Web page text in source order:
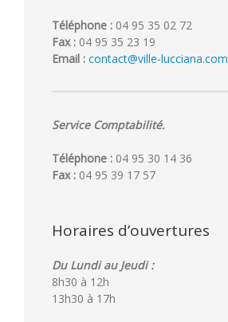
Téléphone : 04 95 35 02 72
Fax : 04 95 35 23 19
Email : contact@ville-lucciana.com
Service Comptabilité.
Téléphone : 04 95 30 14 36
Fax : 04 95 39 17 57
Horaires d’ouvertures
Du Lundi au Jeudi :
8h30 à 12h
13h30 à 17h